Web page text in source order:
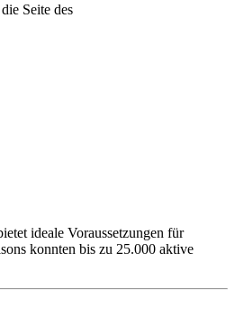
Seite des
ideale Voraussetzungen für
konnten bis zu 25.000 aktive